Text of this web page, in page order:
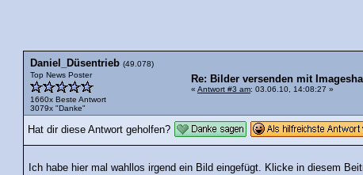
Daniel_Düsentrieb (49.078)
Top News Poster
1660x Beste Antwort
3079x "Danke"
Re: Bilder versenden mit
« Antwort #3 am: 03.06.10, 14:08:27 »
Hat dir diese Antwort geholfen?
Ich habe hier mal wahllos irgend ein Bild eingefügt. Klicke in diesem